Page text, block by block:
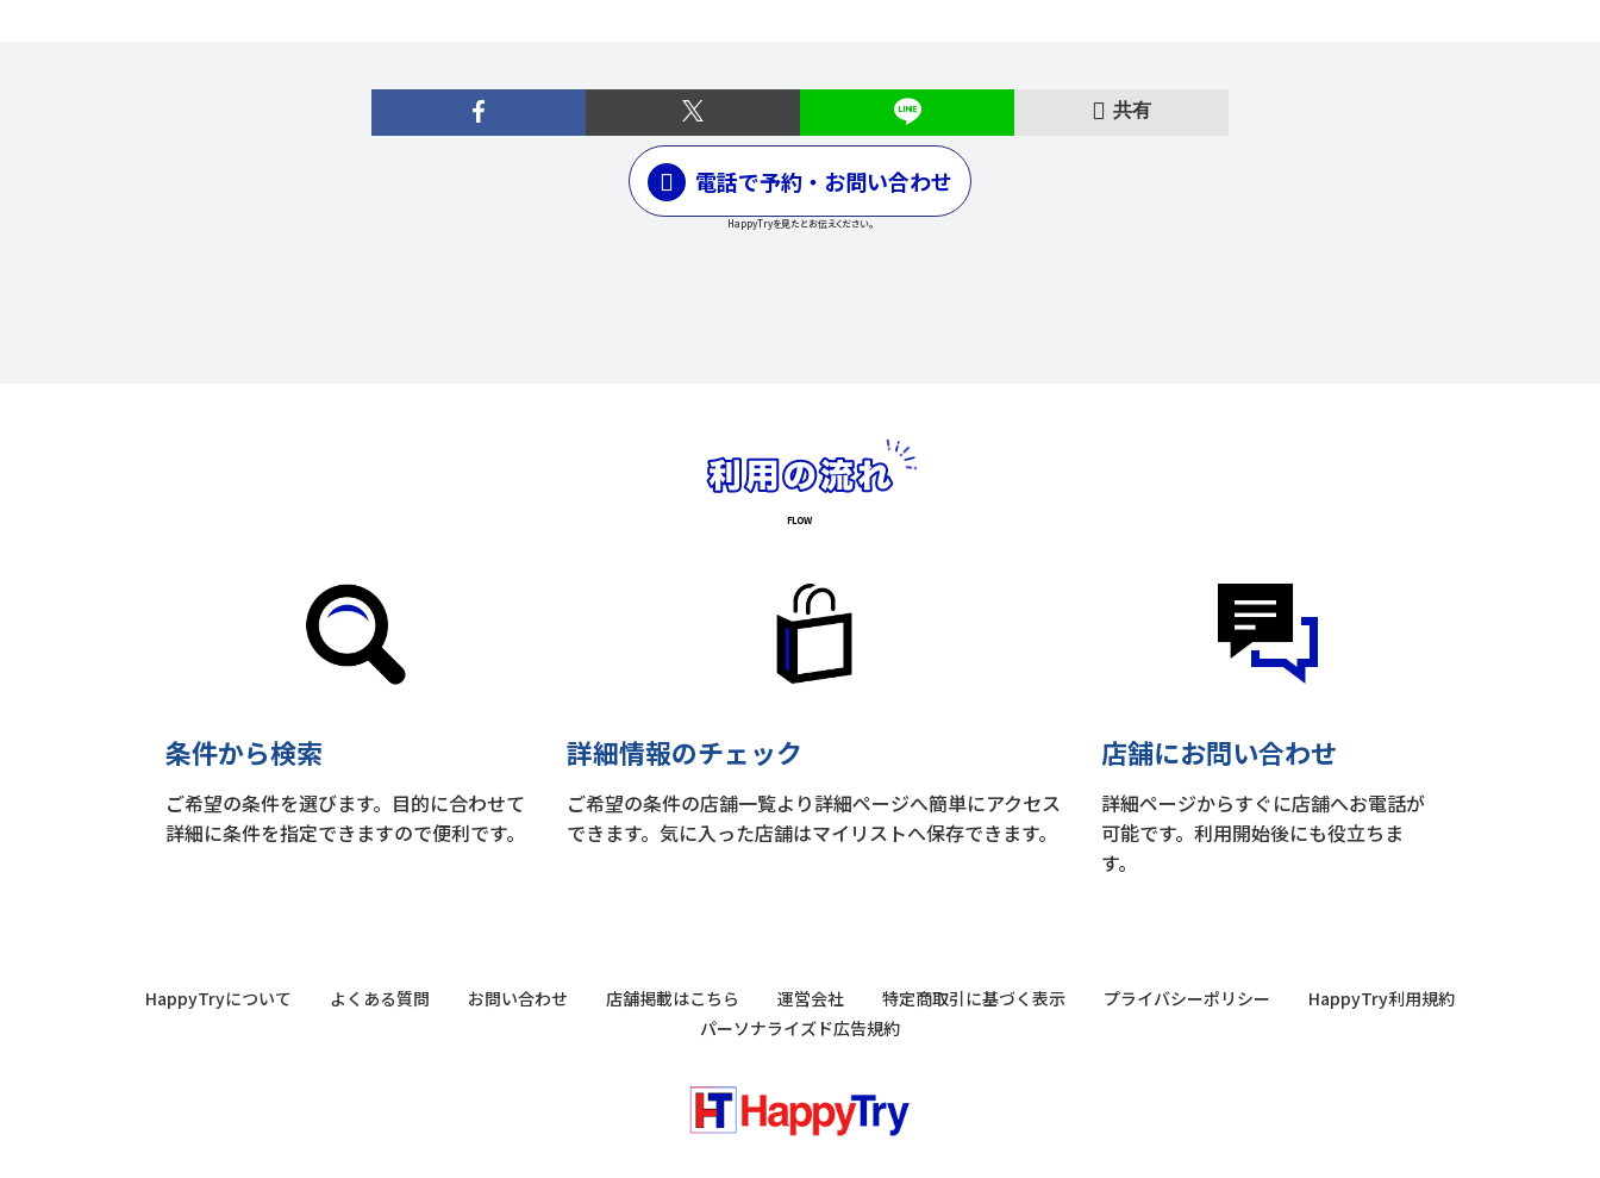
共有
電話で予約・お問い合わせ
HappyTryを見たとお伝えください。
条件から検索
ご希望の条件を選びます。目的に合わせて
詳細に条件を指定できますので便利です。
詳細情報のチェック
ご希望の条件の店舗一覧より詳細ページへ簡単にアクセス
できます。気に入った店舗はマイリストへ保存できます。
店舗にお問い合わせ
詳細ページからすぐに店舗へお電話が
可能です。利用開始後にも役立ちま
す。
HappyTryについて よくある質問 お問い合わせ 店舗掲載はこちら 運営会社 特定商取引に基づく表示 プライバシーポリシー
HappyTry利用規約
パーソナライズド広告規約